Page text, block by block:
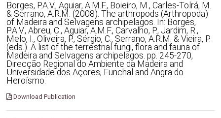
Borges, P.A.V., Aguiar, A.M.F., Boieiro, M., Carles-Tolrá, M.
& Serrano, A.R.M. (2008). The arthropods (Arthropoda)
of Madeira and Selvagens archipelagos. In: Borges,
P.A.V., Abreu, C., Aguiar, A.M.F., Carvalho, P., Jardim, R.,
Melo, I., Oliveira, P., Sérgio, C., Serrano, A.R.M. & Vieira, P.
(eds.). A list of the terrestrial fungi, flora and fauna of
Madeira and Selvagens archipelagos. pp. 245-270,
Direcção Regional do Ambiente da Madeira and
Universidade dos Açores, Funchal and Angra do
Heroísmo.
Download Publication